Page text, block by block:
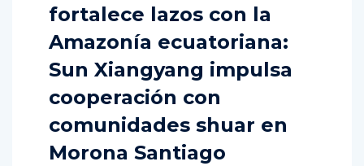
fortalece lazos con la
Amazonía ecuatoriana:
Sun Xiangyang impulsa
cooperación con
comunidades shuar en
Morona Santiago